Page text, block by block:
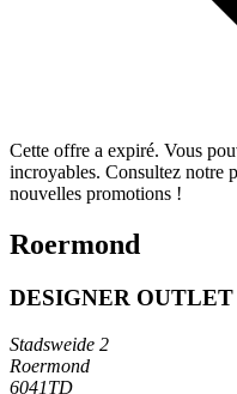
Cette offre a expiré. Vous
incroyables. Consultez notre
nouvelles promotions !
Roermond
DESIGNER
Stadsweide 2
Roermond
6041TD